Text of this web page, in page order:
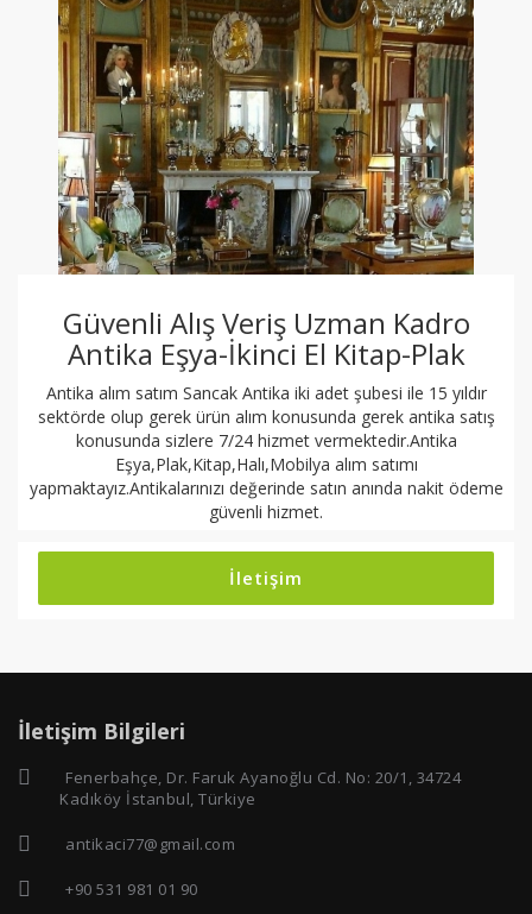
Güvenli Alış Veriş Uzman Kadro
Antika Eşya-İkinci El Kitap-Plak
Antika alım satım Sancak Antika iki adet şubesi ile 15 yıldır
sektörde olup gerek ürün alım konusunda gerek antika satış
konusunda sizlere 7/24 hizmet vermektedir.Antika
Eşya,Plak,Kitap,Halı,Mobilya alım satımı
yapmaktayız.Antikalarınızı değerinde satın anında nakit ödeme
güvenli hizmet.
İletişim
İletişim Bilgileri
Fenerbahçe, Dr. Faruk Ayanoğlu Cd. No: 20/1, 34724
Kadıköy İstanbul, Türkiye
antikaci77@gmail.com
+90 531 981 01 90